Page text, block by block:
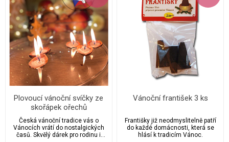
Plovoucí vánoční svíčky ze
skořápek ořechů
Česká vánoční tradice vás o
Vánocích vrátí do nostalgických
časů. Skvělý dárek pro rodinu i
Vánoční františek 3 ks
Františky již neodmyslitelně patří
do každé domácnosti, která se
hlásí k tradicím Vánoc.